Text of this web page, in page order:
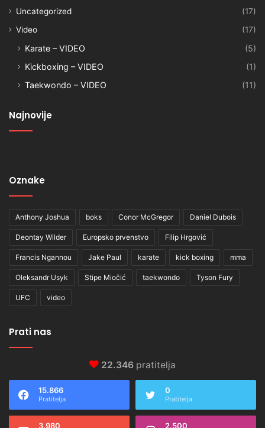
Uncategorized
(17)
Video
(17)
Karate – VIDEO
(5)
Kickboxing – VIDEO
(1)
Taekwondo – VIDEO
(11)
Najnovije
Oznake
Anthony Joshua boks Conor McGregor Daniel Dubois
Deontay Wilder Europsko prvenstvo Filip Hrgović
Francis Ngannou Jake Paul karate kick boxing mma
Oleksandr Usyk Stipe Miočić taekwondo Tyson Fury
UFC video
Prati nas
22.346 pratitelja
15.866
Pratitelja
0
Pratitelja
3.980 2.500